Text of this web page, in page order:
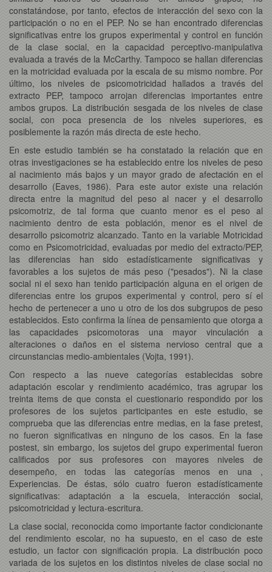
constatándose, por tanto, efectos de interacción del sexo con la
participación o no en el PEP. No se han encontrado diferencias
significativas entre los grupos experimental y control en función
de la clase social, en la capacidad perceptivo-manipulativa
evaluada a través de la McCarthy. Tampoco se hallan diferencias
en la motricidad evaluada por la escala de su mismo nombre. Por
último, los niveles de psicomotricidad hallados a través del
extracto PEP, tampoco arrojan diferencias importantes entre
ambos grupos. La distribución sesgada de los niveles de clase
social, con poca presencia de los niveles superiores, es
posiblemente la razón más directa de este hecho.
En este estudio también se ha constatado la relación que en
otras investigaciones se ha establecido entre los niveles de peso
al nacimiento más bajos y un mayor grado de afectación en el
desarrollo (Eaves, 1986). Para este autor existe una relación
directa entre la magnitud del peso al nacer y el desarrollo
psicomotriz, de tal forma que cuanto menor es el peso al
nacimiento dentro de esta población, menor es el nivel de
desarrollo psicomotriz alcanzado. Tanto en la variable Motricidad
como en Psicomotricidad, evaluadas por medio del extracto/PEP,
las diferencias han sido estadísticamente significativas y
favorables a los sujetos de más peso ("pesados"). Ni la clase
social ni el sexo han tenido participación alguna en el origen de
diferencias entre los grupos experimental y control, pero sí el
hecho de pertenecer a uno u otro de los dos subgrupos de peso
establecidos. Esto confirma la línea de pensamiento que otorga a
las capacidades psicomotoras una mayor vinculación a
alteraciones o daños en el sistema nervioso central que a
circunstancias medio-ambientales (Vojta, 1991).
Con respecto a las nueve categorías establecidas sobre
adaptación escolar y rendimiento académico, tras agrupar los
treinta items de que consta el cuestionario respondido por los
profesores de los sujetos participantes en este estudio, se
comprueba que las diferencias entre medias, en la fase pretest,
no fueron significativas en ninguno de los casos. En la fase
postest, sin embargo, los sujetos del grupo experimental fueron
calificados por sus profesores con mayores niveles de
desempeño, en todas las categorías menos en una ,
Experiencias. De éstas, sólo cuatro fueron estadísticamente
significativas: adaptación a la escuela, interacción social,
psicomotricidad y lectura-escritura.
La clase social, reconocida como importante factor condicionante
del rendimiento escolar, no ha supuesto, en el caso de este
estudio, un factor con significación propia. La distribución poco
variada de los sujetos en los distintos niveles de clase social no